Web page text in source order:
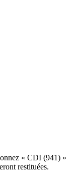
« CDI (941) »
restituées.